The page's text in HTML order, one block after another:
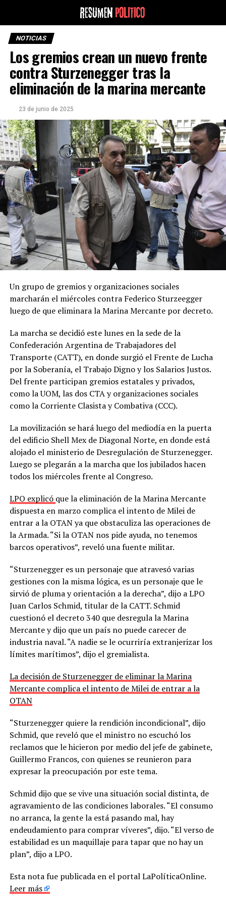
NOTICIAS
Los gremios crean un nuevo frente
contra Sturzenegger tras la
eliminación de la marina mercante
23 de junio de 2025
Un grupo de gremios y organizaciones sociales
marcharán el miércoles contra Federico Sturzeegger
luego de que eliminara la Marina Mercante por decreto.
La marcha se decidió este lunes en la sede de la
Confederación Argentina de Trabajadores del
Transporte (CATT), en donde surgió el Frente de Lucha
por la Soberanía, el Trabajo Digno y los Salarios Justos.
Del frente participan gremios estatales y privados,
como la UOM, las dos CTA y organizaciones sociales
como la Corriente Clasista y Combativa (CCC).
La movilización se hará luego del mediodía en la puerta
del edificio Shell Mex de Diagonal Norte, en donde está
alojado el ministerio de Desregulación de Sturzenegger.
Luego se plegarán a la marcha que los jubilados hacen
todos los miércoles frente al Congreso.
LPO explicó que la eliminación de la Marina Mercante
dispuesta en marzo complica el intento de Milei de
entrar a la OTAN ya que obstaculiza las operaciones de
la Armada. “Si la OTAN nos pide ayuda, no tenemos
barcos operativos”, reveló una fuente militar.
“Sturzenegger es un personaje que atravesó varias
gestiones con la misma lógica, es un personaje que le
sirvió de pluma y orientación a la derecha”, dijo a LPO
Juan Carlos Schmid, titular de la CATT. Schmid
cuestionó el decreto 340 que desregula la Marina
Mercante y dijo que un país no puede carecer de
industria naval. “A nadie se le ocurriría extranjerizar los
límites marítimos”, dijo el gremialista.
La decisión de Sturzenegger de eliminar la Marina
Mercante complica el intento de Milei de entrar a la
OTAN
“Sturzenegger quiere la rendición incondicional”, dijo
Schmid, que reveló que el ministro no escuchó los
reclamos que le hicieron por medio del jefe de gabinete,
Guillermo Francos, con quienes se reunieron para
expresar la preocupación por este tema.
Schmid dijo que se vive una situación social distinta, de
agravamiento de las condiciones laborales. “El consumo
no arranca, la gente la está pasando mal, hay
endeudamiento para comprar víveres”, dijo. “El verso de
estabilidad es un maquillaje para tapar que no hay un
plan”, dijo a LPO.
Esta nota fue publicada en el portal LaPolíticaOnline.
Leer más